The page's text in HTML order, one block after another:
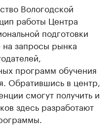
Вологодской
работы Центра
подготовки
запросы рынка
программ обучения
Обратившись в центр,
смогут получить и
здесь разработают